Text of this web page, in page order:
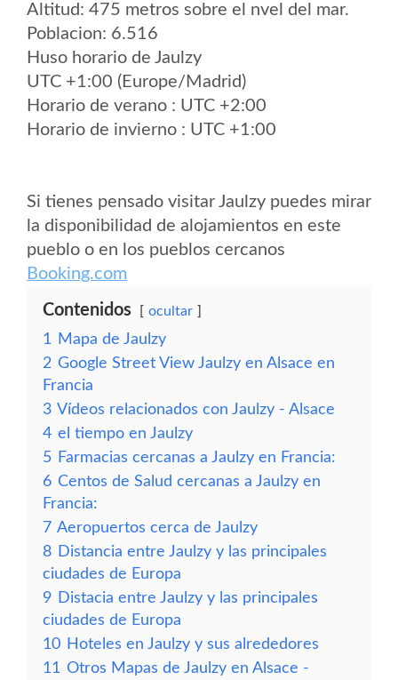
Altitud: 475 metros sobre el nvel del mar.
Poblacion: 6.516
Huso horario de Jaulzy
UTC +1:00 (Europe/Madrid)
Horario de verano : UTC +2:00
Horario de invierno : UTC +1:00
Si tienes pensado visitar Jaulzy puedes mirar
la disponibilidad de alojamientos en este
pueblo o en los pueblos cercanos
Booking.com
Contenidos ocultar
1
Mapa de Jaulzy
2 Google Street View Jaulzy en Alsace en
Francia
3 Vídeos relacionados con Jaulzy - Alsace
4 el tiempo en Jaulzy
5 Farmacias cercanas a Jaulzy en Francia:
6 Centos de Salud cercanas a Jaulzy en
Francia:
7 Aeropuertos cerca de Jaulzy
8 Distancia entre Jaulzy y las principales
ciudades de Europa
9 Distacia entre Jaulzy y las principales
ciudades de Europa
10 Hoteles en Jaulzy y sus alrededores
11 Otros Mapas de Jaulzy en Alsace -